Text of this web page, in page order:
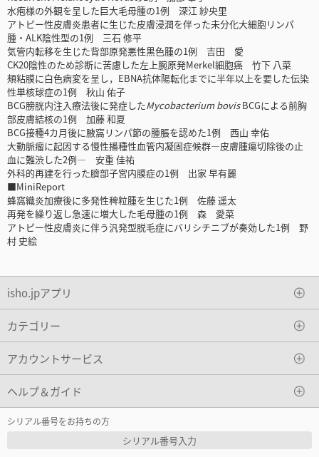
水疱様の外観を呈した巨大毛母腫の1例 深江 紗央里
アトピー性皮膚炎患者に生じた皮膚浸潤を伴った未分化大細胞リンパ
腫・ALK陰性型の1例 三石 修平
気管内転移を生じた背部原発悪性黒色腫の1例 吉田 愛
CK20陰性のため診断に苦慮した左上腕原発Merkel細胞癌 竹下 八菜
頰粘膜に白色病変を呈し，EBNA抗体陽転化までに半年以上を要した伝染
性単核球症の1例 秋山 佑子
BCG膀胱内注入療法後に発症したMycobacterium bovisBCGによる前胸
部皮膚結核の1例 加藤 和夏
BCG接種4カ月後に腋窩リンパ節の腫脹を認めた1例 西山 幸佑
大動脈瘤に起因する慢性播種性血管内凝固症候群―皮膚腫瘍切除後の止
血に難渋した2例― 安重 佳祐
外科的再建を行った臍部子宮内膜症の1例 出家 早有麗
■MiniReport
蜂窩織炎加療後に多発性稗粒腫を生じた1例 佐藤 遥太
再発を繰り返し急速に増大した毛母腫の1例 森 愛菜
アトピー性皮膚炎に伴う汎発型脱毛症にバリシチニブが奏効した1例 野
村 史絵
isho.jpアプリ
カテゴリー
アカウントサービス
ヘルプ＆ガイド
シリアル番号をお持ちの方
シリアル番号入力